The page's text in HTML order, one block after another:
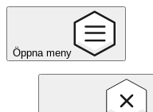
Öppna meny